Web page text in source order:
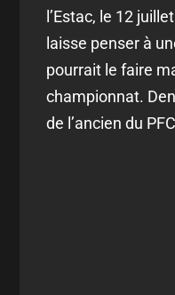
l’Estac, le 12
laisse penser à
pourrait le faire
championnat.
de l’ancien du